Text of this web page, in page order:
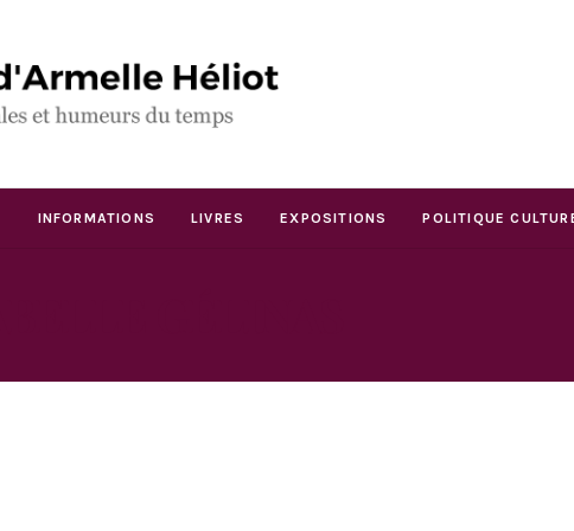
INFORMATIONS LIVRES EXPOSITIONS POLITIQUE